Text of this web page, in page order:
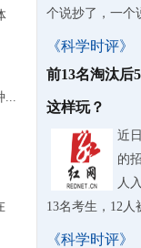
...
个说抄了，一个
《科学时评》
前13名淘汰后
这样玩？
近
的
人
13名考生，12人
《科学时评》